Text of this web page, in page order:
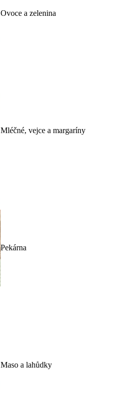
Ovoce a zelenina
Mléčné, vejce a margaríny
Pekárna
Maso a lahůdky